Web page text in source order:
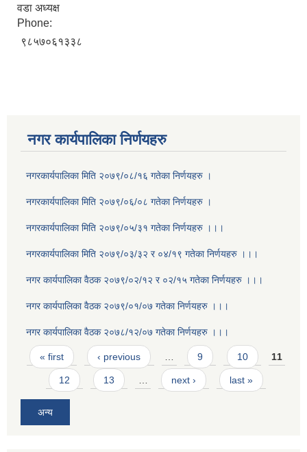
वडा अध्यक्ष
Phone:
९८५७०६१३३८
नगर कार्यपालिका निर्णयहरु
नगरकार्यपालिका मिति २०७९/०८/१६ गतेका निर्णयहरु ।
नगरकार्यपालिका मिति २०७९/०६/०८ गतेका निर्णयहरु ।
नगरकार्यपालिका मिति २०७९/०५/३१ गतेका निर्णयहरु ।।।
नगरकार्यपालिका मिति २०७९/०३/३२ र ०४/१९ गतेका निर्णयहरु ।।।
नगर कार्यपालिका वैठक २०७९/०२/१२ र ०२/१५ गतेका निर्णयहरु ।।।
नगर कार्यपालिका वैठक २०७९/०१/०७ गतेका निर्णयहरु ।।।
नगर कार्यपालिका वैठक २०७८/१२/०७ गतेका निर्णयहरु ।।।
Pages
« first ‹ previous … 9 10 11
12 13 … next › last »
अन्य